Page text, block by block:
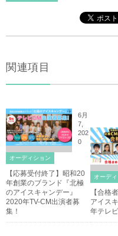
関連項目
6月
7,
202
0
オーディション
【応募受付終了】昭和20
年創業のブランド『北極
のアイスキャンデー』
2020年TV-CM出演者募
集！
オーデ
【合格
アイス
年テレ